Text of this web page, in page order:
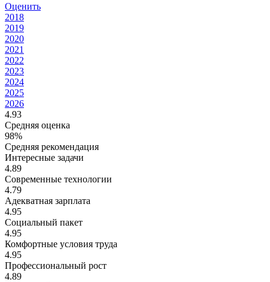
Оценить
2018
2019
2020
2021
2022
2023
2024
2025
2026
4.93
Средняя оценка
98%
Средняя рекомендация
Интересные задачи
4.89
Современные технологии
4.79
Адекватная зарплата
4.95
Социальный пакет
4.95
Комфортные условия труда
4.95
Профессиональный рост
4.89